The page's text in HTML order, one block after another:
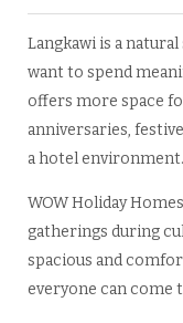
Langkawi is a
want to spend
offers more space
anniversaries,
a hotel environment.
WOW Holiday
gatherings during
spacious and
everyone can come